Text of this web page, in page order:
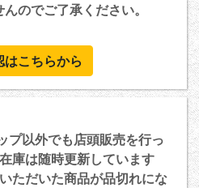
のでご了承ください。
はこちらから
以外でも店頭販売を行っ
庫は随時更新しています
ただいた商品が品切れにな